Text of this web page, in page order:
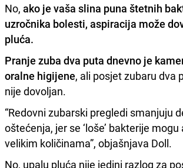
No, ako je vaša slina puna štetnih
uzročnika bolesti, aspiracija može
pluća.
Pranje zuba dva puta dnevno je
oralne higijene, ali posjet zubaru dva
nije dovoljan.
“Redovni zubarski pregledi smanjuju
oštećenja, jer se ‘loše’ bakterije
velikim količinama”, objašnjava Doll.
No, upalu pluća nije jedini razlog za